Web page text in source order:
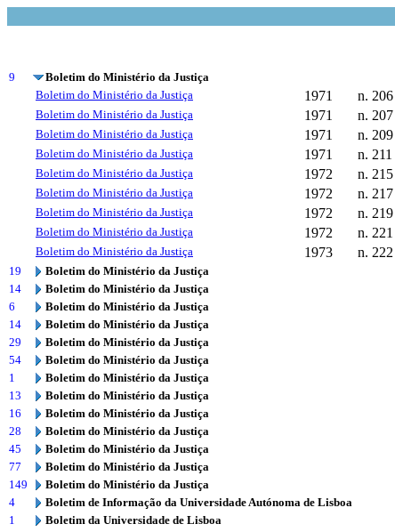
9
Boletim do Ministério da Justiça
Boletim do Ministério da Justiça
1971 n. 206
Boletim do Ministério da Justiça 1971 n. 207
Boletim do Ministério da Justiça 1971 n. 209
Boletim do Ministério da Justiça 1971 n. 211
Boletim do Ministério da Justiça 1972 n. 215
Boletim do Ministério da Justiça 1972 n. 217
Boletim do Ministério da Justiça 1972 n. 219
Boletim do Ministério da Justiça 1972 n. 221
Boletim do Ministério da Justiça 1973 n. 222
19
Boletim do Ministério da Justiça
14
Boletim do Ministério da Justiça
6
Boletim do Ministério da Justiça
14
Boletim do Ministério da Justiça
29
Boletim do Ministério da Justiça
54
Boletim do Ministério da Justiça
1
Boletim do Ministério da Justiça
13
Boletim do Ministério da Justiça
16
Boletim do Ministério da Justiça
28
Boletim do Ministério da Justiça
45
Boletim do Ministério da Justiça
77
Boletim do Ministério da Justiça
149
Boletim do Ministério da Justiça
4
Boletim de Informação da Universidade Autónoma de Lisboa
1
Boletim da Universidade de Lisboa